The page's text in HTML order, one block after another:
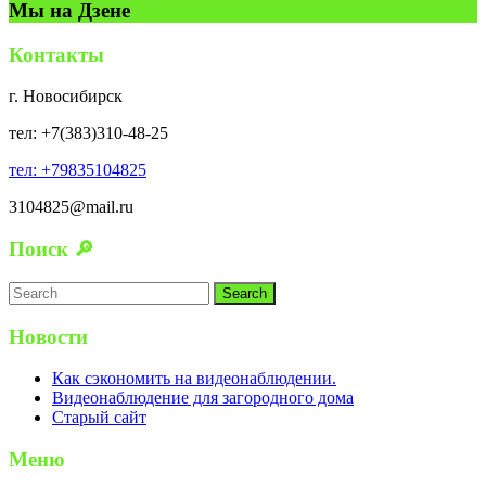
Мы на Дзене
Контакты
г. Новосибирск
тел: +7(383)310-48-25
тел: +79835104825
3104825@mail.ru
Поиск 🔎
Search
for:
Новости
Как сэкономить на видеонаблюдении.
Видеонаблюдение для загородного дома
Старый сайт
Меню